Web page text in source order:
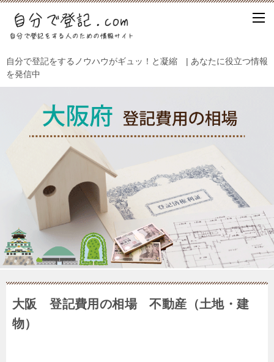
自分で登記をするノウハウがギュッ！と凝縮 | あなたに役立つ情報
を発信中
大阪 登記費用の相場 不動産（土地・建
物）